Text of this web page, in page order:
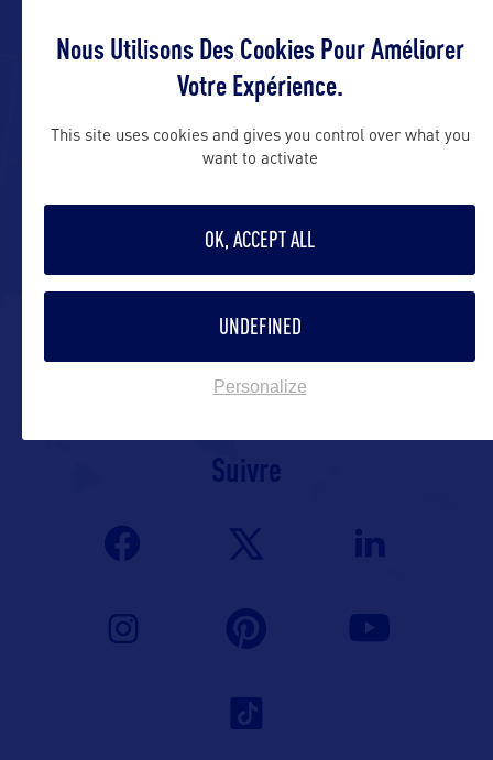
ADRESSES
Contact presse
Contact grand public
https://www.visitusvi.com/contact-us/
Suivre
Nous Utilisons Des Cookies Pour Améliorer
Votre Expérience.
This site uses cookies and gives you control over what you
want to activate
OK, ACCEPT ALL
UNDEFINED
Personalize